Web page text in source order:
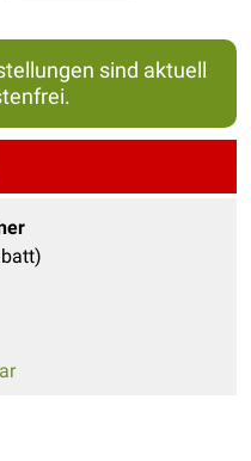
sind aktuell